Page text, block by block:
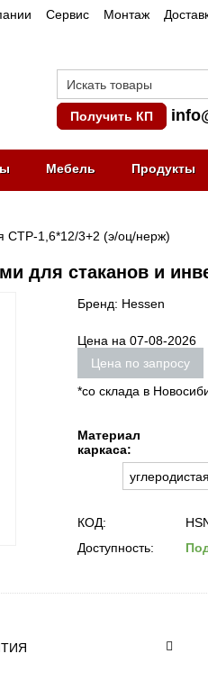
Сервис Монтаж
Получить КП
Мебель Продукты
СТР-1,6*12/3+2 (э/оц/нерж)
для стаканов и
Бренд: Hessen
Цена на 07-08-2026
Цена по запросу
*со склада в
Материал
каркаса:
КОД:
Доступность: